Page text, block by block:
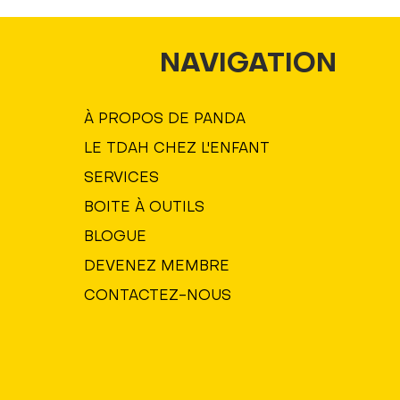
NAVIGATION
À PROPOS DE PANDA
LE TDAH CHEZ L'ENFANT
SERVICES
BOITE À OUTILS
BLOGUE
DEVENEZ MEMBRE
CONTACTEZ-NOUS